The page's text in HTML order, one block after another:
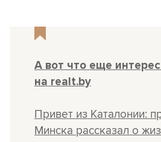
А вот что еще
на realt.by
Привет из Каталонии:
Минска рассказал о